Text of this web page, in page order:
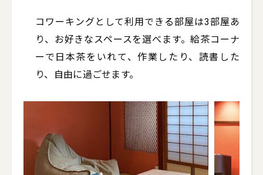
コワーキングとして利用できる部屋は3部屋あ
り、お好きなスペースを選べます。給茶コーナ
ーで日本茶をいれて、作業したり、読書した
り、自由に過ごせます。